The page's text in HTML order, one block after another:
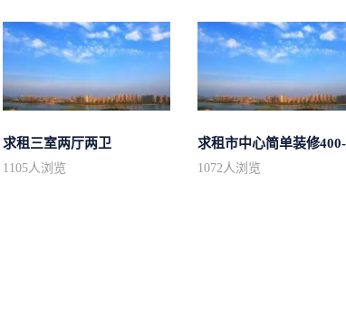
求租三室两厅两卫
1105人浏览 1072人浏览